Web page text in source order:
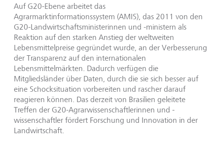
Auf G20-Ebene arbeitet das
Agrarmarktinformationssystem (AMIS), das 2011 von den
G20-Landwirtschaftsministerinnen und -ministern als
Reaktion auf den starken Anstieg der weltweiten
Lebensmittelpreise gegründet wurde, an der Verbesserung
der Transparenz auf den internationalen
Lebensmittelmärkten. Dadurch verfügen die
Mitgliedsländer über Daten, durch die sie sich besser auf
eine Schocksituation vorbereiten und rascher darauf
reagieren können. Das derzeit von Brasilien geleitete
Treffen der G20-Agrarwissenschaftlerinnen und -
wissenschaftler fördert Forschung und Innovation in der
Landwirtschaft.